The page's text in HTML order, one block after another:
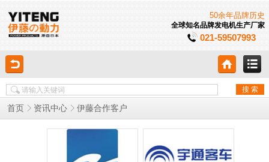
50余年品牌历史
全球知名品牌发电机生产厂家
021-59507993
首页 资讯中心 伊藤合作客户